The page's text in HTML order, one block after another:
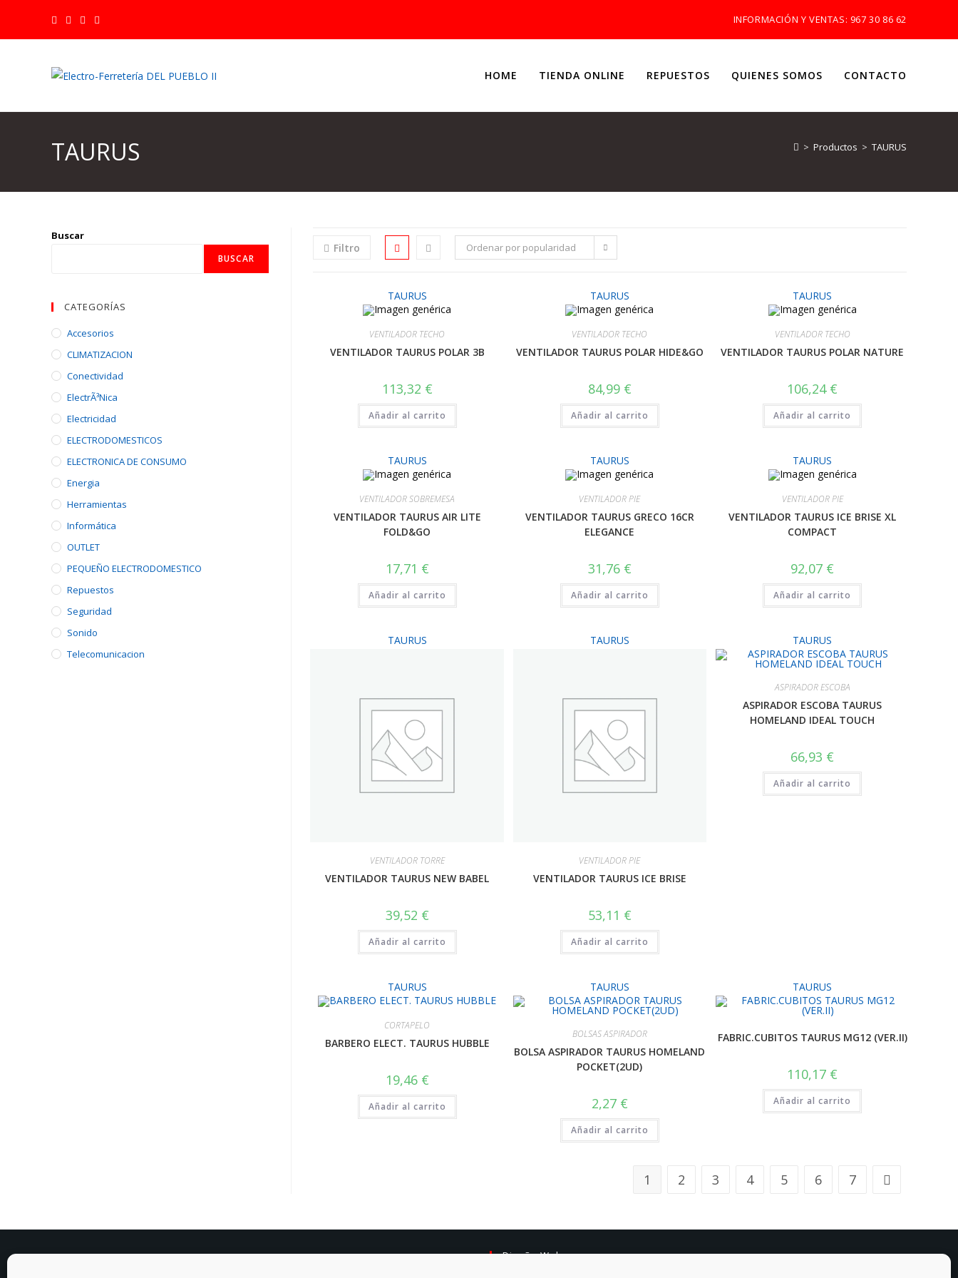
contenido
INFORMACIÓN Y VENTAS: 967 30 86 62
HOME TIENDA ONLINE REPUESTOS QUIENES SOMOS CONTACTO
TAURUS > Productos > TAURUS
Buscar
BUSCAR
CATEGORÍAS
Accesorios
CLIMATIZACION
Conectividad
ElectrÃ³nica
Electricidad
ELECTRODOMESTICOS
ELECTRONICA DE CONSUMO
Energia
Herramientas
Informática
OUTLET
PEQUEÑO ELECTRODOMESTICO
Repuestos
Seguridad
Sonido
Telecomunicacion
Filtro Ordenar por popularidad
TAURUS
VENTILADOR TECHO
VENTILADOR TAURUS POLAR 3B
113,32 €
Añadir al carrito
TAURUS
VENTILADOR TECHO
VENTILADOR TAURUS POLAR HIDE&GO
84,99 €
Añadir al carrito
TAURUS
VENTILADOR TECHO
VENTILADOR TAURUS POLAR NATURE
106,24 €
Añadir al carrito
TAURUS
VENTILADOR SOBREMESA
VENTILADOR TAURUS AIR LITE
FOLD&GO
17,71 €
Añadir al carrito
TAURUS
VENTILADOR PIE
VENTILADOR TAURUS GRECO 16CR
ELEGANCE
31,76 €
Añadir al carrito
TAURUS
VENTILADOR PIE
VENTILADOR TAURUS ICE BRISE XL
COMPACT
92,07 €
Añadir al carrito
TAURUS
VENTILADOR TORRE
VENTILADOR TAURUS NEW BABEL
39,52 €
Añadir al carrito
TAURUS
VENTILADOR PIE
VENTILADOR TAURUS ICE BRISE
53,11 €
Añadir al carrito
TAURUS
ASPIRADOR ESCOBA
ASPIRADOR ESCOBA TAURUS
HOMELAND IDEAL TOUCH
66,93 €
Añadir al carrito
TAURUS
CORTAPELO
BARBERO ELECT. TAURUS HUBBLE
19,46 €
Añadir al carrito
TAURUS
BOLSAS ASPIRADOR
BOLSA ASPIRADOR TAURUS HOMELAND
POCKET(2UD)
2,27 €
Añadir al carrito
TAURUS
FABRIC.CUBITOS TAURUS MG12 (VER.II)
110,17 €
Añadir al carrito
1 2 3 4 5 6 7
Diseño Web: